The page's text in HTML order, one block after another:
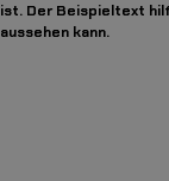
ist. Der Beispieltext
aussehen kann.